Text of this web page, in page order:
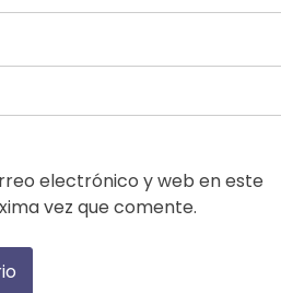
electrónico y web en este
vez que comente.